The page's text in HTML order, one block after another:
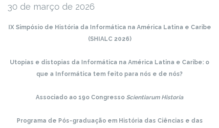
30 de março de 2026
IX Simpósio de História da Informática na América Latina e Caribe
(SHIALC 2026)
Utopias e distopias da Informática na América Latina e Caribe: o
que a Informática tem feito para nós e de nós?
Associado ao 19o Congresso Scientiarum Historia
Programa de Pós-graduação em História das Ciências e das